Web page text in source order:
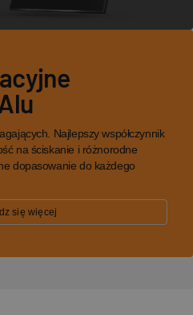
Najlepszy współczynnik
na ściskanie i różnorodne
dopasowanie do każdego
się więcej